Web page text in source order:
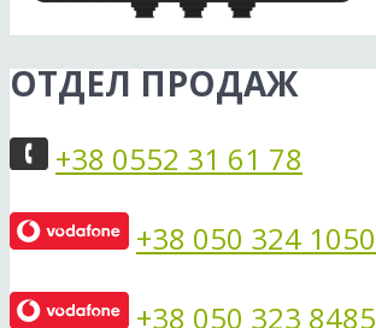
ОТДЕЛ ПРОДАЖ
+38 0552 31 61 78
+38 050 324 1050
+38 050 323 8485